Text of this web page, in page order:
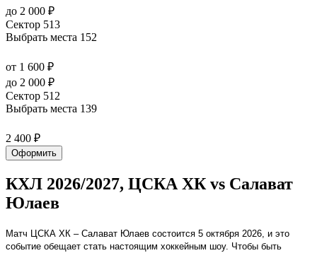
до 2 000 ₽
Сектор 513
Выбрать места 152
от 1 600 ₽
до 2 000 ₽
Сектор 512
Выбрать места 139
2 400 ₽
Оформить
КХЛ 2026/2027, ЦСКА ХК vs Салават
Юлаев
Матч ЦСКА ХК – Салават Юлаев состоится 5 октября 2026, и это
событие обещает стать настоящим хоккейным шоу. Чтобы быть